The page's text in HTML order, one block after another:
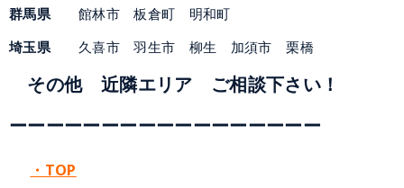
群馬県館林市 板倉町 明和町
埼玉県久喜市 羽生市 柳生 加須市 栗橋
その他 近隣エリア ご相談下さい！
ーーーーーーーーーーーーーーーーー
・TOP